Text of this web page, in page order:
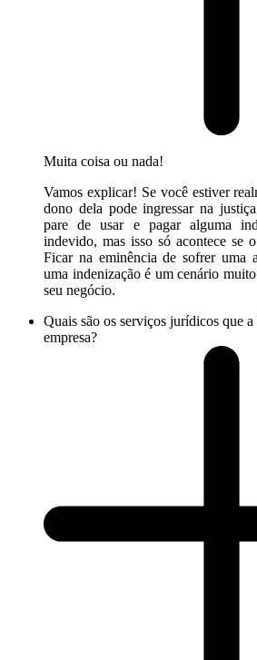
Muita coisa ou nada!
Vamos explicar! Se você estiver
dono dela pode ingressar na
pare de usar e pagar alguma
indevido, mas isso só acontece se
Ficar na eminência de sofrer uma
uma indenização é um cenário
seu negócio.
Quais são os serviços jurídicos que
empresa?